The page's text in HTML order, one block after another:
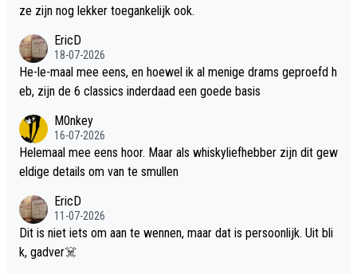
ze zijn nog lekker toegankelijk ook.
EricD
18-07-2026
He-le-maal mee eens, en hoewel ik al menige drams geproefd h
eb, zijn de 6 classics inderdaad een goede basis
M0nkey
16-07-2026
Helemaal mee eens hoor. Maar als whiskyliefhebber zijn dit gew
eldige details om van te smullen
EricD
11-07-2026
Dit is niet iets om aan te wennen, maar dat is persoonlijk. Uit bli
k, gadver☠️